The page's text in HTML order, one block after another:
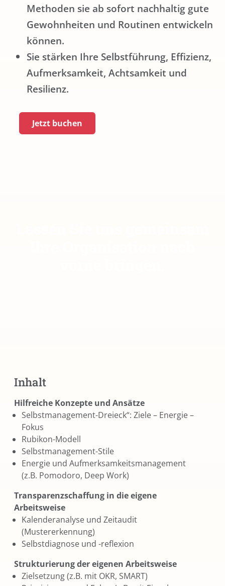
Methoden sie ab sofort nachhaltig gute
Gewohnheiten und Routinen entwickeln
können.
Sie stärken Ihre Selbstführung, Effizienz,
Aufmerksamkeit, Achtsamkeit und
Resilienz.
Jetzt buchen
Inhalt
Hilfreiche Konzepte und Ansätze
Selbstmanagement-Dreieck“: Ziele – Energie –
Fokus
Rubikon-Modell
Selbstmanagement-Stile
Energie und Aufmerksamkeitsmanagement
(z.B. Pomodoro, Deep Work)
Transparenzschaffung in die eigene
Arbeitsweise
Kalenderanalyse und Zeitaudit
(Mustererkennung)
Selbstdiagnose und -reflexion
Strukturierung der eigenen Arbeitsweise
Zielsetzung (z.B. mit OKR, SMART)